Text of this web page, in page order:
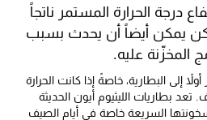
درجة الحرارة المستمر ناتجاً
يمكن أيضاً أن يحدث بسبب
المخزّنة عليه.
إلى البطارية، خاصةً إذا كانت الحرارة
تعد بطاريات الليثيوم أيون الحديثة
السريعة خاصة في أيام الصيف